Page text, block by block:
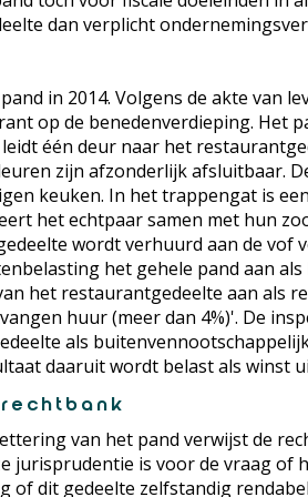
dan verplicht
in 2014. Volgens de akte van
op de benedenverdieping. Het
één deur naar het
zijn afzonderlijk afsluitbaar.
keuken. In het trappengat is
het echtpaar samen met hun
wordt verhuurd aan de vof
het gehele pand aan
het restaurantgedeelte aan als
huur (meer dan 4%)'. De
als
daaruit wordt belast als winst
van het pand verwijst de
jurisprudentie is voor de vraag
of dit gedeelte zelfstandig